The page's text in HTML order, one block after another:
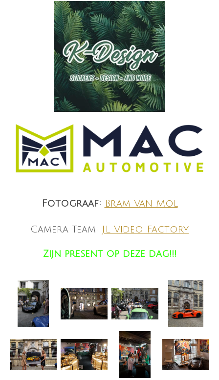
Fotograaf: Bram Van Mol
Camera Team: JL Video Factory
Zijn present op deze dag!!!